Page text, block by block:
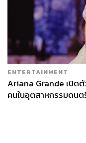
ENTERTAINMENT
Ariana Grande เปิด
คนในอุตสาหกรรมดนต